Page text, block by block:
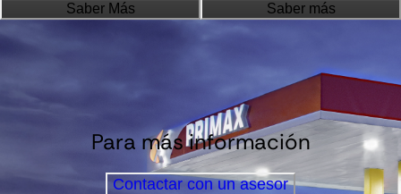
Saber Más Saber más
Para más información
Contactar con un asesor